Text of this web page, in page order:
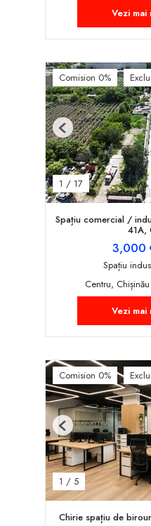
Vezi
Comision 0%
1 / 17
Previous
Spațiu comercial /
41A,
3,000
Spațiu
Centru, Chișinău
Vezi
Comision 0%
1 / 5
Previous
Chirie spațiu de